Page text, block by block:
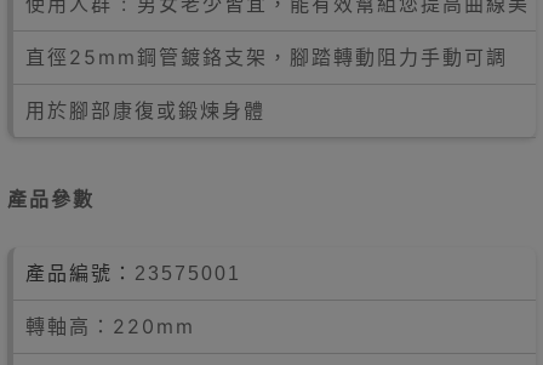
直徑25mm鋼管鍍鉻支架，腳踏轉動阻力手動可調
用於腳部康復或鍛煉身體
產品參數
產品編號： 23575001
轉軸高：220mm